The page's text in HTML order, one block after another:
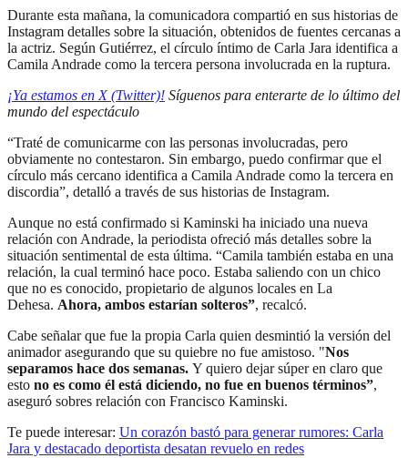
Durante esta mañana, la comunicadora compartió en sus historias de
Instagram detalles sobre la situación, obtenidos de fuentes cercanas a
la actriz. Según Gutiérrez, el círculo íntimo de Carla Jara identifica a
Camila Andrade como la tercera persona involucrada en la ruptura.
¡Ya estamos en X (Twitter)! Síguenos para enterarte de lo último del
mundo del espectáculo
“Traté de comunicarme con las personas involucradas, pero
obviamente no contestaron. Sin embargo, puedo confirmar que el
círculo más cercano identifica a Camila Andrade como la tercera en
discordia”, detalló a través de sus historias de Instagram.
Aunque no está confirmado si Kaminski ha iniciado una nueva
relación con Andrade, la periodista ofreció más detalles sobre la
situación sentimental de esta última. “Camila también estaba en una
relación, la cual terminó hace poco. Estaba saliendo con un chico
que no es conocido, propietario de algunos locales en La
Dehesa. Ahora, ambos estarían solteros”, recalcó.
Cabe señalar que fue la propia Carla quien desmintió la versión del
animador asegurando que su quiebre no fue amistoso. "Nos
separamos hace dos semanas. Y quiero dejar súper en claro que
esto no es como él está diciendo, no fue en buenos términos”,
aseguró sobres relación con Francisco Kaminski.
Te puede interesar: Un corazón bastó para generar rumores: Carla
Jara y destacado deportista desatan revuelo en redes